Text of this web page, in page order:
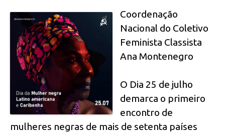
Coordenação
Nacional do Coletivo
Feminista Classista
Ana Montenegro
O Dia 25 de julho
demarca o primeiro
encontro de
mulheres negras de mais de setenta países